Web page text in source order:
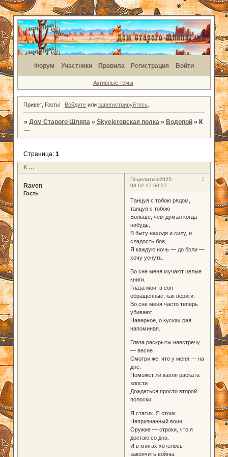
Форум Участники Правила Регистрация Войти
Активные темы
Привет, Гость! Войдите илизарегистрируйтесь
» Дом Старого Шляпа » Skyelerовская полка » Водопой » К
…
К …
Страница: 1
Поделиться 1
2025-
03-02 17:50:37
Raven
Гость
Танцуя с тобою рядом,
танцуя с тобою
Больше, чем думал когда-
нибудь,
В быту находя и силу, и
сладость боя,
Я каждую ночь — до боли —
хочу уснуть.
Во сне меня мучают целые
книги.
Глаза мои, в сон
обращённые, как вериги.
Во сне меня часто теперь
убивают.
Наверное, о кусках рая
напоминая.
Глаза раскрыты навстречу
— весне
Смотри же, что у меня — на
дне.
Поможет ли капля раската
злости
Дождаться просто второй
полоски.
Я статик. Я стоик.
Непризнанный воин.
Оружие — строки, что я
достаю со дна.
И в книгах хотелось
закончить войны.